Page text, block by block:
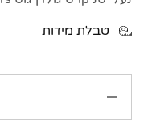
טבלת מידות